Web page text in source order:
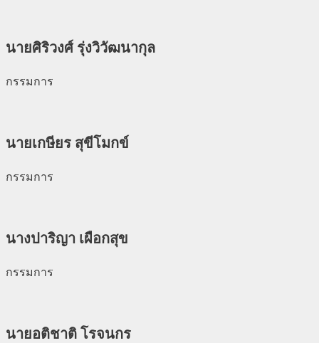
นายศิริวงศ์ รุ่งวิวัฒนากุล
กรรมการ
นายเกษียร สุขีโมกข์
กรรมการ
นางปาริญา เผือกสุข
กรรมการ
นายอติชาติ โรจนกร